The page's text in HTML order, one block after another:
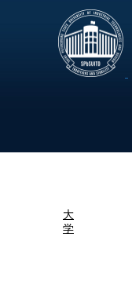
大
学